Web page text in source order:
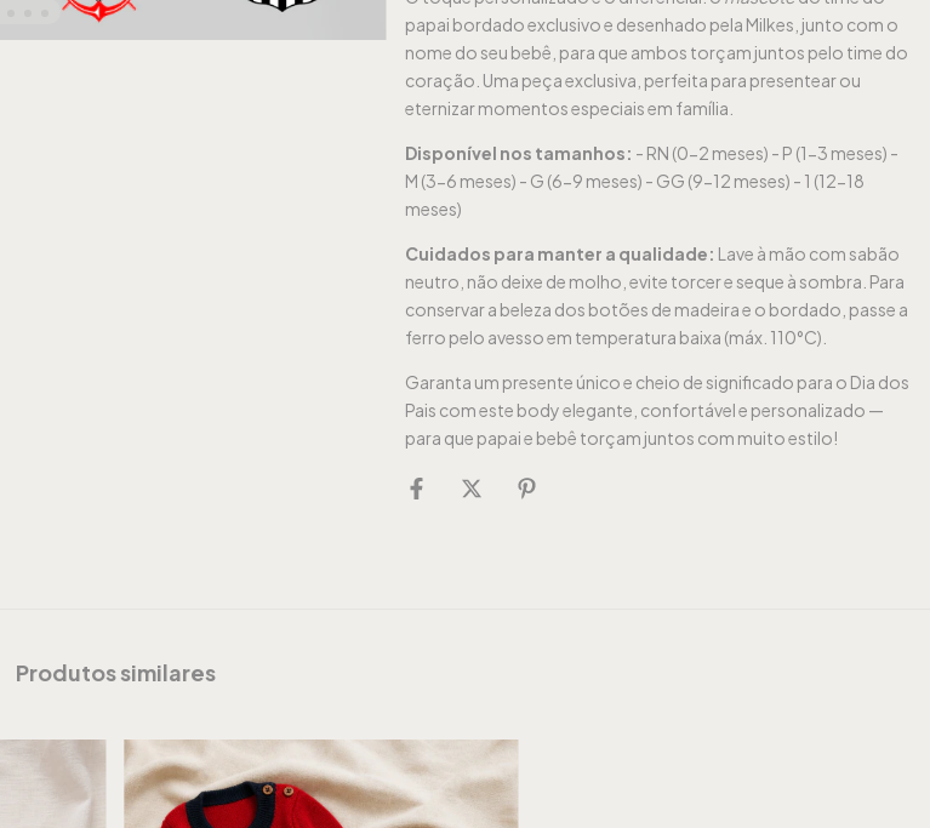
papai bordado exclusivo e desenhado pela Milkes, junto com o
nome do seu bebê, para que ambos torçam juntos pelo time do
coração. Uma peça exclusiva, perfeita para presentear ou
eternizar momentos especiais em família.
Disponível nos tamanhos: - RN (0-2 meses) - P (1-3 meses) -
M (3-6 meses) - G (6-9 meses) - GG (9-12 meses) - 1 (12-18
meses)
Cuidados para manter a qualidade: Lave à mão com sabão
neutro, não deixe de molho, evite torcer e seque à sombra. Para
conservar a beleza dos botões de madeira e o bordado, passe a
ferro pelo avesso em temperatura baixa (máx. 110°C).
Garanta um presente único e cheio de significado para o Dia dos
Pais com este body elegante, confortável e personalizado —
para que papai e bebê torçam juntos com muito estilo!
Produtos similares